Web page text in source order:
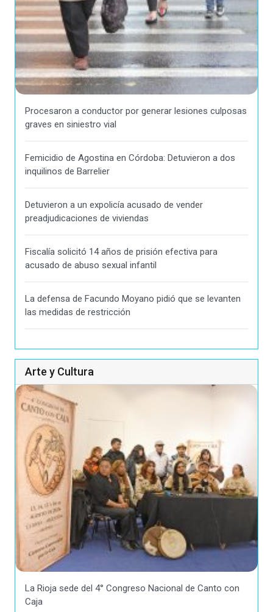
Procesaron a conductor por generar lesiones culposas
graves en siniestro vial
Femicidio de Agostina en Córdoba: Detuvieron a dos
inquilinos de Barrelier
Detuvieron a un expolicía acusado de vender
preadjudicaciones de viviendas
Fiscalía solicitó 14 años de prisión efectiva para
acusado de abuso sexual infantil
La defensa de Facundo Moyano pidió que se levanten
las medidas de restricción
Arte y Cultura
La Rioja sede del 4° Congreso Nacional de Canto con
Caja